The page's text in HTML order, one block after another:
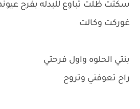
سكتت ظلت تباوع للبدله بفرح
غوركت وكالت
بنتي الحلوه واول فرحتي
راح تعوفني وتروح